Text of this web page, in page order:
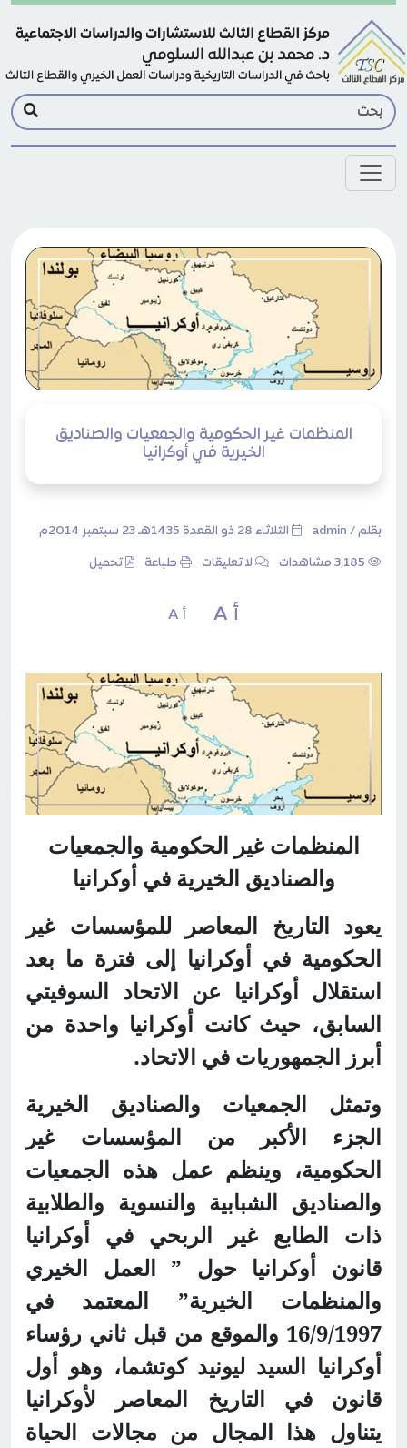
Skip to main content
المنظمات غير الحكومية والجمعيات والصناديق
الخيرية في أوكرانيا
بقلم / admin الثلاثاء 28 ذو القعدة 1435هـ 23 سبتمبر 2014م
لا تعليقات طباعة تحميل
أ A أ A
المنظمات غير الحكومية والجمعيات
والصناديق الخيرية في أوكرانيا
يعود التاريخ المعاصر للمؤسسات غير
الحكومية في أوكرانيا إلى فترة ما بعد
استقلال أوكرانيا عن الاتحاد السوفيتي
السابق، حيث كانت أوكرانيا واحدة من
أبرز الجمهوريات في الاتحاد.
وتمثل الجمعيات والصناديق الخيرية
الجزء الأكبر من المؤسسات غير
الحكومية، وينظم عمل هذه الجمعيات
والصناديق الشبابية والنسوية والطلابية
ذات الطابع غير الربحي في أوكرانيا
قانون أوكرانيا حول ” العمل الخيري
والمنظمات الخيرية” المعتمد في
16/9/1997 والموقع من قبل ثاني رؤساء
أوكرانيا السيد ليونيد كوتشما، وهو أول
قانون في التاريخ المعاصر لأوكرانيا
يتناول هذا المجال من مجالات الحياة